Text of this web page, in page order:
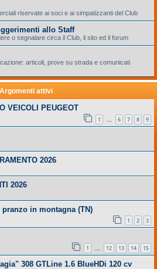
riservate ai soci e ai simpatizzanti del Club
allo Staff
o segnalare circa il Club, il sito ed il forum
articoli, prove su strada e comunicati
Argomenti attivi
VEICOLI PEUGEOT
1 … 6 7 8 9
2026
2026
in montagna (TN)
1 2 3
1 … 12 13 14 15
308 GTLine 1.6 BlueHDi 120 cv